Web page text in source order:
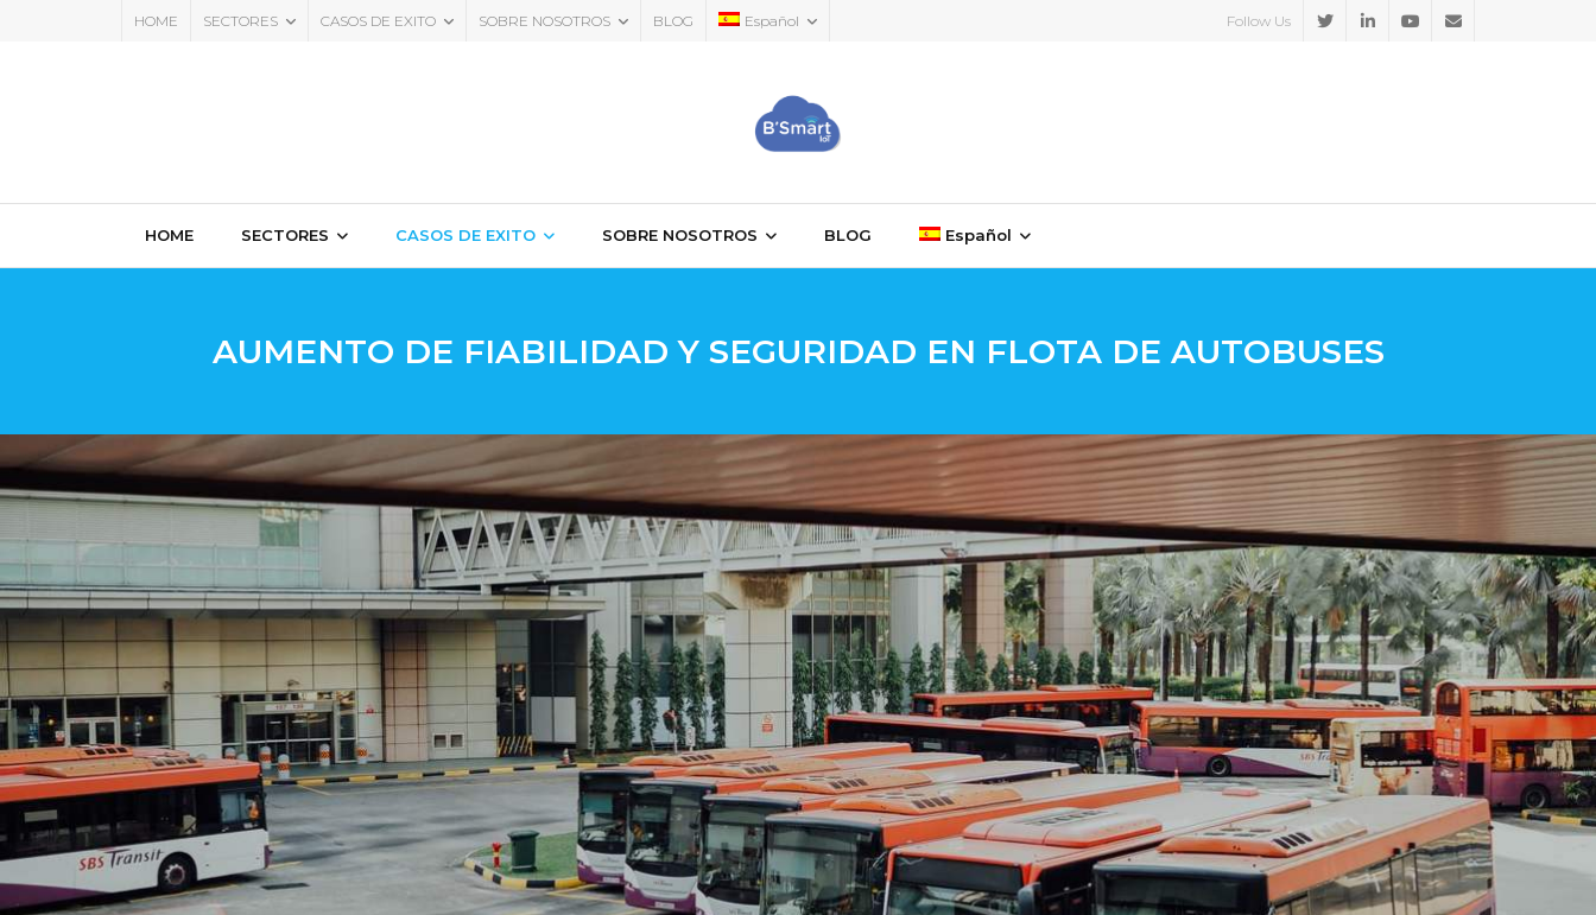
HOME SECTORES CASOS DE EXITO SOBRE NOSOTROS BLOG Español Follow Us
HOME SECTORES CASOS DE EXITO SOBRE NOSOTROS BLOG Español
AUMENTO DE FIABILIDAD Y SEGURIDAD EN FLOTA DE AUTOBUSES